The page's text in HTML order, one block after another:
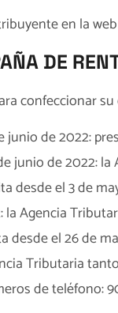
en la
DE
confeccionar
junio de 2022:
junio de 2022:
desde el 3 de
la Agencia
desde el 26 de
Tributaria
de teléfono: